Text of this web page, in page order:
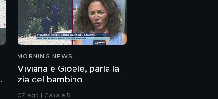
MORNING NEWS
Viviana e Gioele, parla la
zia del bambino
07 ago | Canale 5